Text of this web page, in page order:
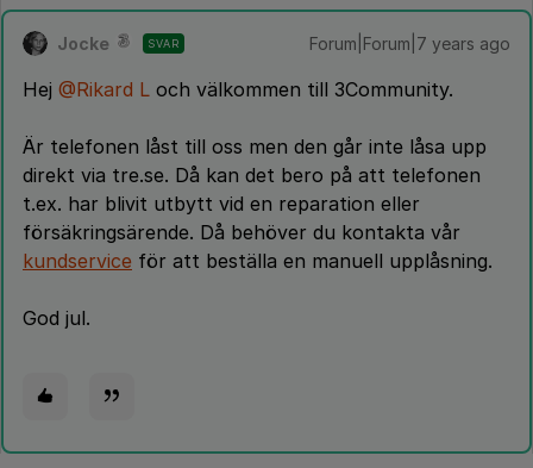
Jocke SVAR Forum|Forum|7 years ago
Hej @Rikard L och välkommen till 3Community.
Är telefonen låst till oss men den går inte låsa upp
direkt via tre.se. Då kan det bero på att telefonen
t.ex. har blivit utbytt vid en reparation eller
försäkringsärende. Då behöver du kontakta vår
kundservice för att beställa en manuell upplåsning.
God jul.